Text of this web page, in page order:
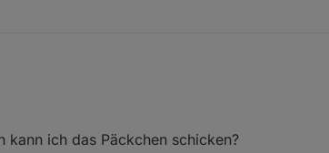
andere Gründe haben.
kann ich das Päckchen schicken?